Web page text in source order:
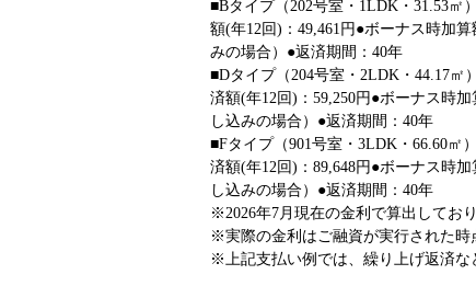
■Bタイプ（202号室・1LDK・31.53㎡
額(年12回)：49,461円●ボーナス時加
みの場合）●返済期間：40年
■Dタイプ（204号室・2LDK・44.17㎡
済額(年12回)：59,250円●ボーナス時
し込みの場合）●返済期間：40年
■Fタイプ（901号室・3LDK・66.60㎡
済額(年12回)：89,648円●ボーナス時
し込みの場合）●返済期間：40年
※2026年7月現在の金利で算出しており
※実際の金利はご融資が実行された
※上記支払い例では、繰り上げ返済な